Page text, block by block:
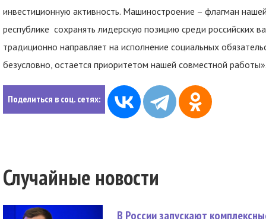
инвестиционную активность. Машиностроение – флагман
республике сохранять лидерскую позицию среди российских
традиционно направляет на исполнение социальных
безусловно, остается приоритетом нашей совместной
Поделиться в соц. сетях:
Случайные новости
В России запускают